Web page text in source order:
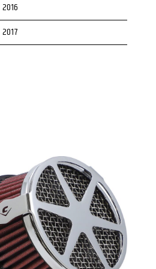
2016
2017
2017
2016
2017
2008